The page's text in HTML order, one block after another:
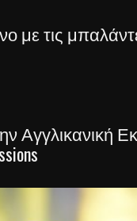
με τις
Αγγλικανική